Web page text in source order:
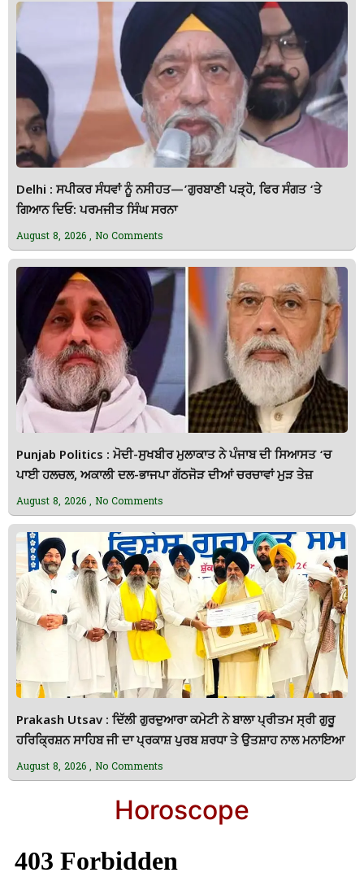
Delhi : ਸਪੀਕਰ ਸੰਧਵਾਂ ਨੂੰ ਨਸੀਹਤ—’ਗੁਰਬਾਣੀ ਪੜ੍ਹੋ, ਫਿਰ ਸੰਗਤ ‘ਤੇ
ਗਿਆਨ ਦਿਓ: ਪਰਮਜੀਤ ਸਿੰਘ ਸਰਨਾ
August 8, 2026 No Comments
Punjab Politics : ਮੋਦੀ-ਸੁਖਬੀਰ ਮੁਲਾਕਾਤ ਨੇ ਪੰਜਾਬ ਦੀ ਸਿਆਸਤ ‘ਚ
ਪਾਈ ਹਲਚਲ, ਅਕਾਲੀ ਦਲ-ਭਾਜਪਾ ਗੱਠਜੋੜ ਦੀਆਂ ਚਰਚਾਵਾਂ ਮੁੜ ਤੇਜ਼
August 8, 2026 No Comments
Prakash Utsav : ਦਿੱਲੀ ਗੁਰਦੁਆਰਾ ਕਮੇਟੀ ਨੇ ਬਾਲਾ ਪ੍ਰੀਤਮ ਸ੍ਰੀ ਗੁਰੂ
ਹਰਿਕ੍ਰਿਸ਼ਨ ਸਾਹਿਬ ਜੀ ਦਾ ਪ੍ਰਕਾਸ਼ ਪੁਰਬ ਸ਼ਰਧਾ ਤੇ ਉਤਸ਼ਾਹ ਨਾਲ ਮਨਾਇਆ
August 8, 2026 No Comments
Horoscope